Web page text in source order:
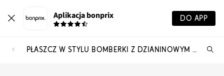
Aplikacja bonprix DO APP
PŁASZCZ W STYLU BOMBERKI Z DZIANINOWYM KOŁNIERZYKIEM